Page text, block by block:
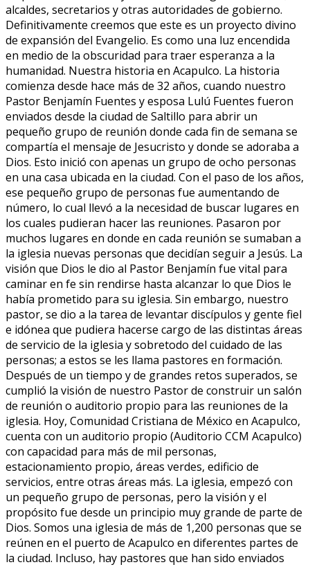
alcaldes, secretarios y otras autoridades de gobierno.
Definitivamente creemos que este es un proyecto divino
de expansión del Evangelio. Es como una luz encendida
en medio de la obscuridad para traer esperanza a la
humanidad. Nuestra historia en Acapulco. La historia
comienza desde hace más de 32 años, cuando nuestro
Pastor Benjamín Fuentes y esposa Lulú Fuentes fueron
enviados desde la ciudad de Saltillo para abrir un
pequeño grupo de reunión donde cada fin de semana se
compartía el mensaje de Jesucristo y donde se adoraba a
Dios. Esto inició con apenas un grupo de ocho personas
en una casa ubicada en la ciudad. Con el paso de los años,
ese pequeño grupo de personas fue aumentando de
número, lo cual llevó a la necesidad de buscar lugares en
los cuales pudieran hacer las reuniones. Pasaron por
muchos lugares en donde en cada reunión se sumaban a
la iglesia nuevas personas que decidían seguir a Jesús. La
visión que Dios le dio al Pastor Benjamín fue vital para
caminar en fe sin rendirse hasta alcanzar lo que Dios le
había prometido para su iglesia. Sin embargo, nuestro
pastor, se dio a la tarea de levantar discípulos y gente fiel
e idónea que pudiera hacerse cargo de las distintas áreas
de servicio de la iglesia y sobretodo del cuidado de las
personas; a estos se les llama pastores en formación.
Después de un tiempo y de grandes retos superados, se
cumplió la visión de nuestro Pastor de construir un salón
de reunión o auditorio propio para las reuniones de la
iglesia. Hoy, Comunidad Cristiana de México en Acapulco,
cuenta con un auditorio propio (Auditorio CCM Acapulco)
con capacidad para más de mil personas,
estacionamiento propio, áreas verdes, edificio de
servicios, entre otras áreas más. La iglesia, empezó con
un pequeño grupo de personas, pero la visión y el
propósito fue desde un principio muy grande de parte de
Dios. Somos una iglesia de más de 1,200 personas que se
reúnen en el puerto de Acapulco en diferentes partes de
la ciudad. Incluso, hay pastores que han sido enviados